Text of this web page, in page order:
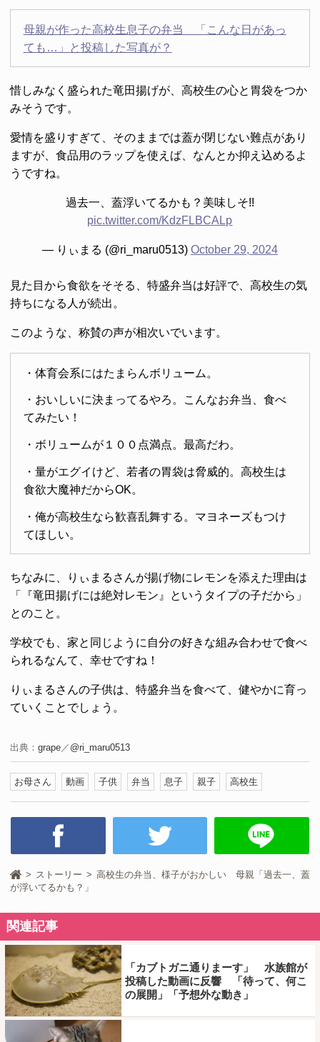
母親が作った高校生息子の弁当 「こんな日があっ
ても…」と投稿した写真が？
惜しみなく盛られた竜田揚げが、高校生の心と胃袋をつか
みそうです。
愛情を盛りすぎて、そのままでは蓋が閉じない難点があり
ますが、食品用のラップを使えば、なんとか抑え込めるよ
うですね。
過去一、蓋浮いてるかも？美味しそ!!
pic.twitter.com/KdzFLBCALp
— りぃまる (@ri_maru0513) October 29, 2024
見た目から食欲をそそる、特盛弁当は好評で、高校生の気
持ちになる人が続出。
このような、称賛の声が相次いでいます。
・体育会系にはたまらんボリューム。
・おいしいに決まってるやろ。こんなお弁当、食べ
てみたい！
・ボリュームが１００点満点。最高だわ。
・量がエグイけど、若者の胃袋は脅威的。高校生は
食欲大魔神だからOK。
・俺が高校生なら歓喜乱舞する。マヨネーズもつけ
てほしい。
ちなみに、りぃまるさんが揚げ物にレモンを添えた理由は
「『竜田揚げには絶対レモン』というタイプの子だから」
とのこと。
学校でも、家と同じように自分の好きな組み合わせで食べ
られるなんて、幸せですね！
りぃまるさんの子供は、特盛弁当を食べて、健やかに育っ
ていくことでしょう。
出典： grape／ @ri_maru0513
お母さん 動画 子供 弁当 息子 親子 高校生
ストーリー
高校生の弁当、様子がおかしい 母親「過去一、蓋
が浮いてるかも？」
関連記事
「カブトガニ通りまーす」 水族館が
投稿した動画に反響 「待って、何こ
の展開」「予想外な動き」